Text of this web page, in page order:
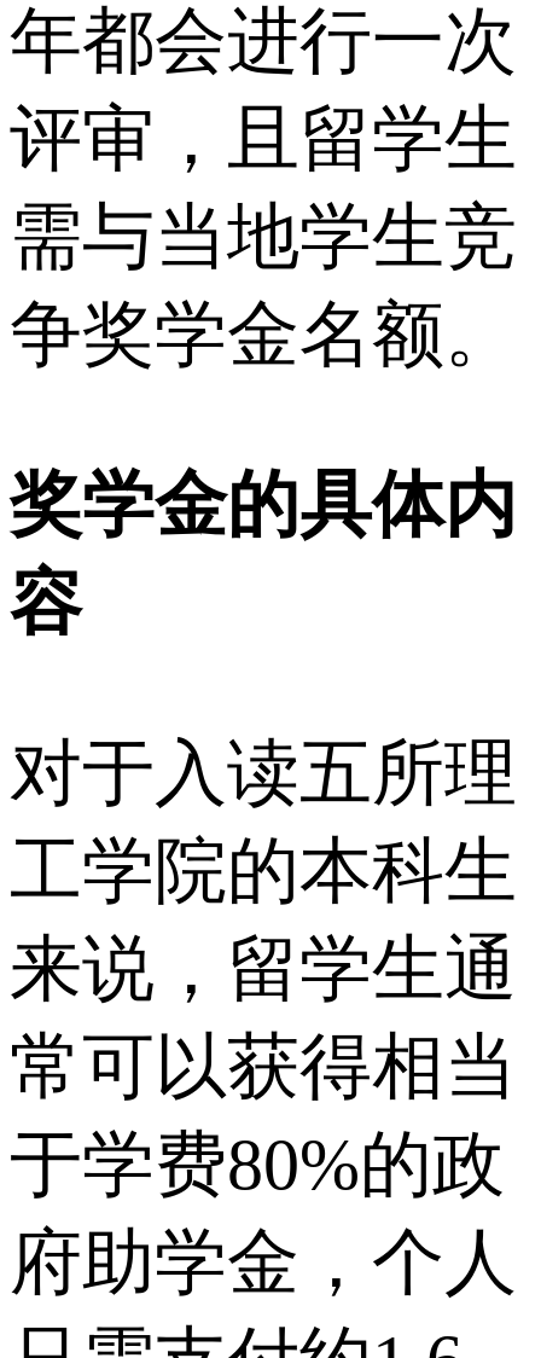
年都会进行一次
评审，且留学生
需与当地学生竞
争奖学金名额。
奖学金的具体内
容
对于入读五所理
工学院的本科生
来说，留学生通
常可以获得相当
于学费80%的政
府助学金，个人